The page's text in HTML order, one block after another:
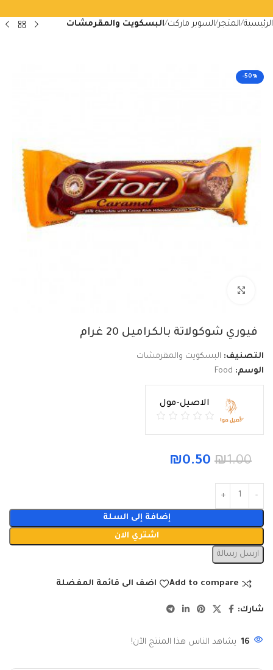
الرئيسية المتجر السوبر ماركت البسكويت والمقرمشات
-50%
فيوري شوكولاتة بالكراميل 20 غرام
التصنيف: البسكويت والمقرمشات
الوسم: Food
الاصيل-مول
₪1.00
₪0.50
إضافة إلى السلة
اشتري الان
ارسل رسالة
Add to compare اضف الى قائمة المفضلة
شارك:
16 يشاهد الناس هذا المنتج الآن!